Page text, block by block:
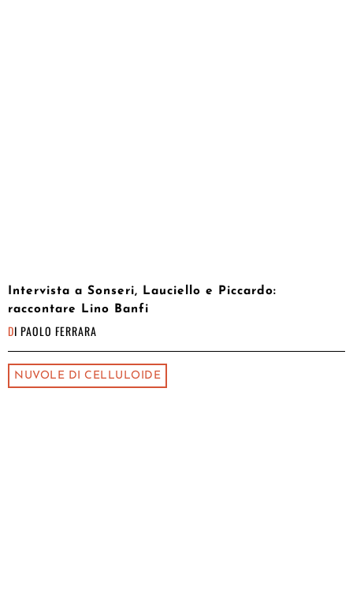
Intervista a Sonseri, Lauciello e Piccardo:
raccontare Lino Banfi
DI PAOLO FERRARA
NUVOLE DI CELLULOIDE